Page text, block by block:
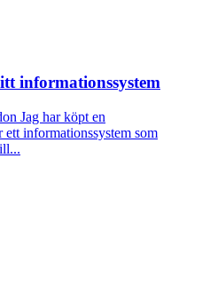
informationssystem
Jag har köpt en
ett informationssystem som